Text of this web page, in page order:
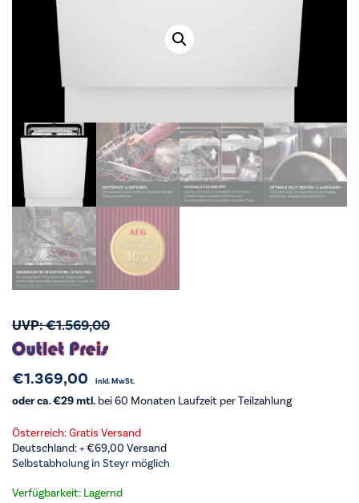
UVP:€1.569,00
€1.369,00 inkl. MwSt.
oder ca. €29 mtl. bei 60 Monaten Laufzeit per Teilzahlung
Österreich: Gratis Versand
Deutschland: +€69,00 Versand
Selbstabholung in Steyr möglich
Verfügbarkeit: Lagernd